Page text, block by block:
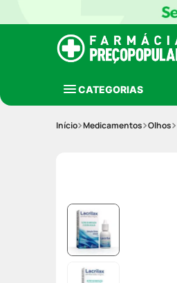
CATEGORIAS
Medicamentos Olhos